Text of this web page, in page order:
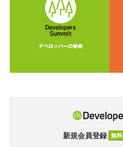
新規会員登録 無料